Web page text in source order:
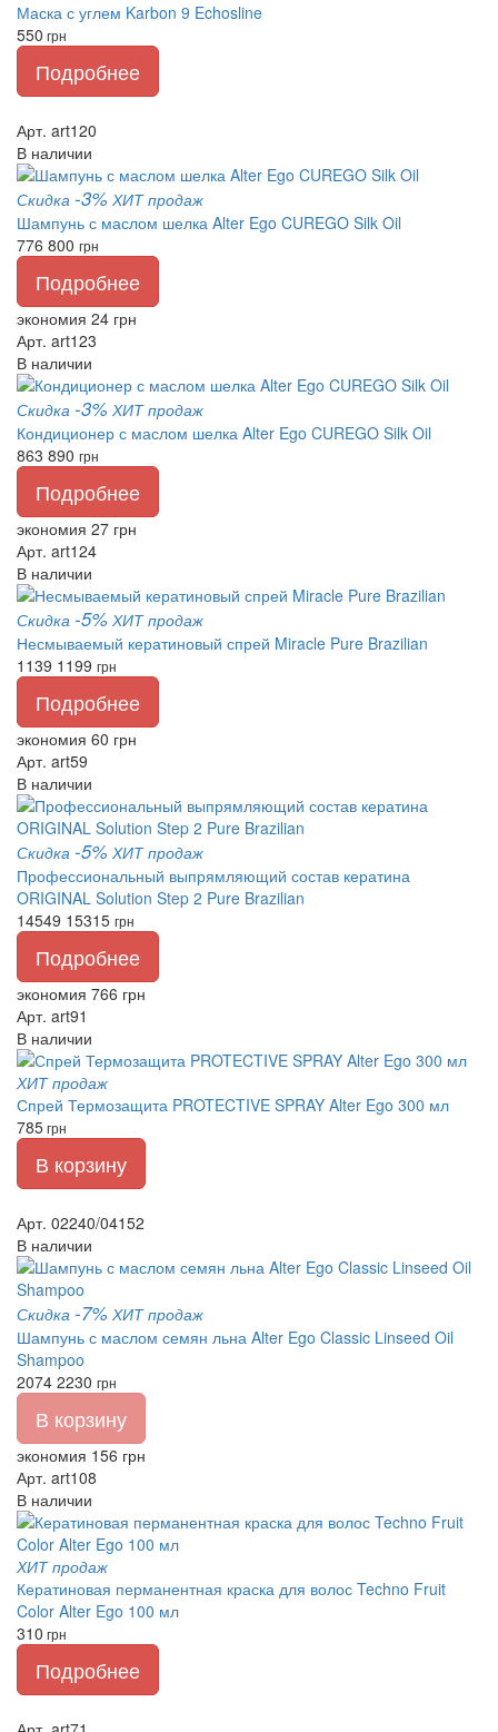
Маска с углем Karbon 9 Echosline
550 грн
Подробнее
Арт. art120
В наличии
Скидка -3% ХИТ продаж
Шампунь с маслом шелка Alter Ego CUREGO Silk Oil
776 800 грн
Подробнее
экономия 24 грн
Арт. art123
В наличии
Скидка -3% ХИТ продаж
Кондиционер с маслом шелка Alter Ego CUREGO Silk Oil
863 890 грн
Подробнее
экономия 27 грн
Арт. art124
В наличии
Скидка -5% ХИТ продаж
Несмываемый кератиновый спрей Miracle Pure Brazilian
1139 1199 грн
Подробнее
экономия 60 грн
Арт. art59
В наличии
Скидка -5% ХИТ продаж
Профессиональный выпрямляющий состав кератина
ORIGINAL Solution Step 2 Pure Brazilian
14549 15315 грн
Подробнее
экономия 766 грн
Арт. art91
В наличии
ХИТ продаж
Спрей Термозащита PROTECTIVE SPRAY Alter Ego 300 мл
785грн
В корзину
Арт. 02240/04152
В наличии
Скидка -7% ХИТ продаж
Шампунь с маслом семян льна Alter Ego Classic Linseed Oil
Shampoo
2074 2230 грн
В корзину
экономия 156 грн
Арт. art108
В наличии
ХИТ продаж
Кератиновая перманентная краска для волос Techno Fruit
Color Alter Ego 100 мл
310 грн
Подробнее